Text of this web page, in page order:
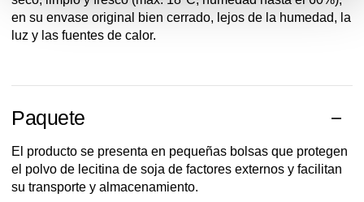
en su envase original bien cerrado, lejos de la humedad, la
luz y las fuentes de calor.
Paquete
El producto se presenta en pequeñas bolsas que protegen
el polvo de lecitina de soja de factores externos y facilitan
su transporte y almacenamiento.